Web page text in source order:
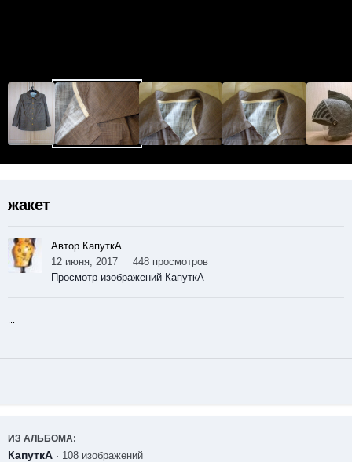
жакет
Автор КапуткА
12 июня, 2017
448 просмотров
Просмотр изображений КапуткА
ИЗ АЛЬБОМА:
КапуткА · 108 изображений